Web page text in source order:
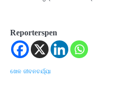
Reporterspen
ଖେଳ ଜୀବନଚର୍ଯ୍ୟା